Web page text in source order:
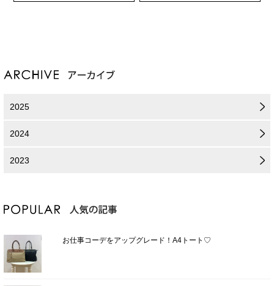
2025
2024
2023
お仕事コーデをアップグレード！A4トート♡